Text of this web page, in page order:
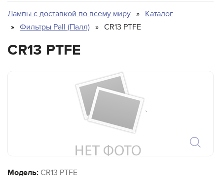
Лампы с доставкой по всему миру
Каталог
Фильтры Pall (Палл)
CR13 PTFE
CR13 PTFE
`
Модель: CR13 PTFE